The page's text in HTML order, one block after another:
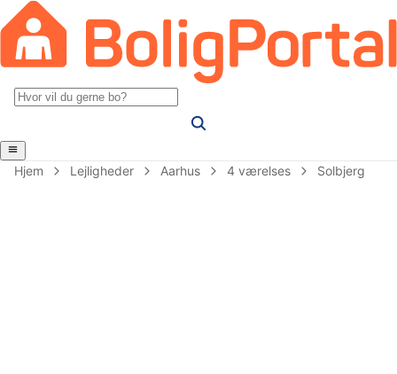
Hjem Lejligheder Aarhus 4 værelses Solbjerg